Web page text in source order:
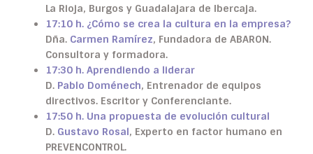
La Rioja, Burgos y Guadalajara de Ibercaja.
17:10 h. ¿Cómo se crea la cultura en la empresa?
Dña. Carmen Ramírez, Fundadora de ABARON.
Consultora y formadora.
17:30 h. Aprendiendo a liderar
D. Pablo Doménech, Entrenador de equipos
directivos. Escritor y Conferenciante.
17:50 h. Una propuesta de evolución cultural
D. Gustavo Rosal, Experto en factor humano en
PREVENCONTROL.